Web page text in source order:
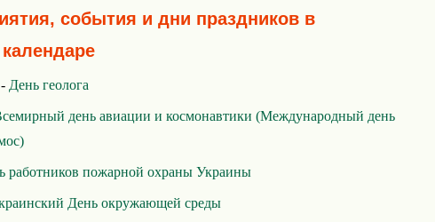
события и дни праздников в
День геолога
день авиации и космонавтики (Международный день
работников пожарной охраны Украины
День окружающей среды